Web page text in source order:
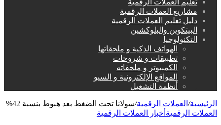
تعليم العملات الرقمية
مشاريع العملات الرقمية
دليل تعليم العملات الرقمية
البيتكوين والبلوكشين
التكنولوجيا
الهواتف الذكية و ملحقاتها
تطبيقات و شروحات
الكمبيوتر و ملحقاته
المواقع الإلكترونية و السيو
أنظمة التشغيل
الرئيسية/ العملات الرقمية/سولانا تحت الضغط بعد هبوط بنسبة 42%
العملات الرقمية أخبار العملات الرقمية